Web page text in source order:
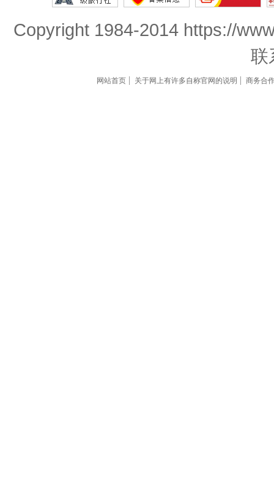
Copyright 1984-2014 https://
联
网站首页 关于网上有许多自称官网的说明 商务合